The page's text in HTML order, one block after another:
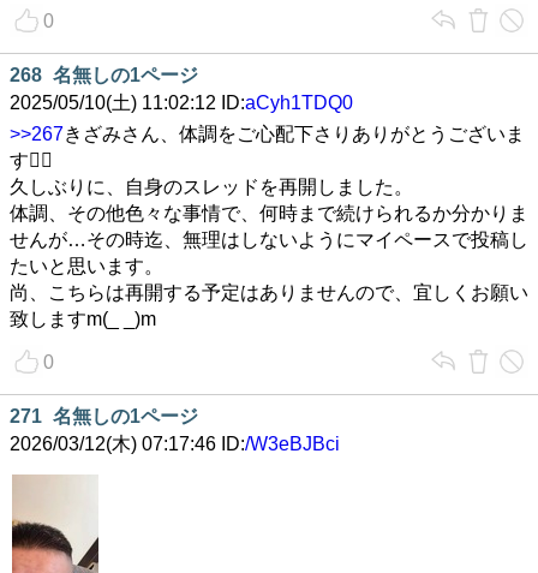
0
268 名無しの1ページ
2025/05/10(土) 11:02:12 ID:aCyh1TDQ0
>>267きざみさん、体調をご心配下さりありがとうございま
す🙇‍♀️
久しぶりに、自身のスレッドを再開しました。
体調、その他色々な事情で、何時まで続けられるか分かりま
せんが…その時迄、無理はしないようにマイペースで投稿し
たいと思います。
尚、こちらは再開する予定はありませんので、宜しくお願い
致しますm(_ _)m
0
271 名無しの1ページ
2026/03/12(木) 07:17:46 ID:/W3eBJBci